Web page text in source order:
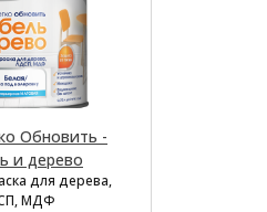
Обновить -
и дерево
для дерева,
МДФ